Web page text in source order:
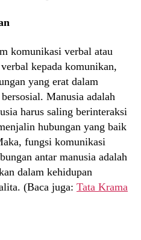
komunikasi verbal atau
kepada komunikan,
yang erat dalam
Manusia adalah
harus saling berinteraksi
hubungan yang baik
fungsi komunikasi
antar manusia adalah
dalam kehidupan
(Baca juga: Tata Krama